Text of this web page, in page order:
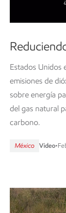
Estados Unidos
emisiones de
sobre energía
del gas natural
carbono.
México Video•